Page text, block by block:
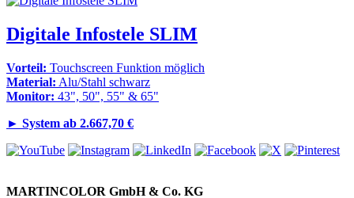
Digitale Infostele SLIM
Vorteil: Touchscreen Funktion möglich
Material: Alu/Stahl schwarz
Monitor: 43", 50", 55" & 65"
► System ab 2.667,70 €
MARTINCOLOR GmbH & Co. KG